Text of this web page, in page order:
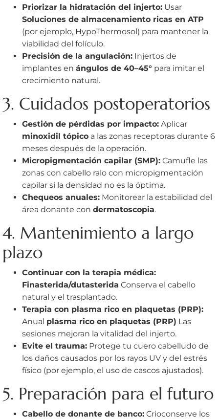
Priorizar la hidratación del injerto: Usar
Soluciones de almacenamiento ricas en ATP
(por ejemplo, HypoThermosol) para mantener la
viabilidad del folículo.
Precisión de la angulación: Injertos de
implantes en ángulos de 40–45° para imitar el
crecimiento natural.
3. Cuidados postoperatorios
Gestión de pérdidas por impacto: Aplicar
minoxidil tópico a las zonas receptoras durante 6
meses después de la operación.
Micropigmentación capilar (SMP): Camufle las
zonas con cabello ralo con micropigmentación
capilar si la densidad no es la óptima.
Chequeos anuales: Monitorear la estabilidad del
área donante con dermatoscopia.
4. Mantenimiento a largo
plazo
Continuar con la terapia médica:
Finasterida/dutasterida Conserva el cabello
natural y el trasplantado.
Terapia con plasma rico en plaquetas (PRP):
Anual plasma rico en plaquetas (PRP) Las
sesiones mejoran la vitalidad del injerto.
Evite el trauma: Protege tu cuero cabelludo de
los daños causados por los rayos UV y del estrés
físico (por ejemplo, el uso de cascos ajustados).
5. Preparación para el futuro
Cabello de donante de banco: Crioconserve los